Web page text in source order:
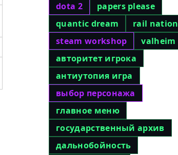
dota 2
papers please
quantic dream
rail nation
steam workshop
valheim
авторитет игрока
антиутопия игра
выбор персонажа
главное меню
государственный архив
дальнобойность